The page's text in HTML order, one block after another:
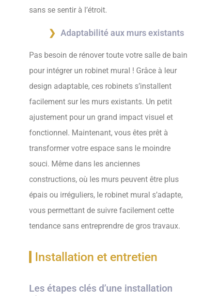
sans se sentir à l’étroit.
Adaptabilité aux murs existants
Pas besoin de rénover toute votre salle de bain
pour intégrer un robinet mural ! Grâce à leur
design adaptable, ces robinets s’installent
facilement sur les murs existants. Un petit
ajustement pour un grand impact visuel et
fonctionnel. Maintenant, vous êtes prêt à
transformer votre espace sans le moindre
souci. Même dans les anciennes
constructions, où les murs peuvent être plus
épais ou irréguliers, le robinet mural s’adapte,
vous permettant de suivre facilement cette
tendance sans entreprendre de gros travaux.
Installation et entretien
Les étapes clés d’une installation